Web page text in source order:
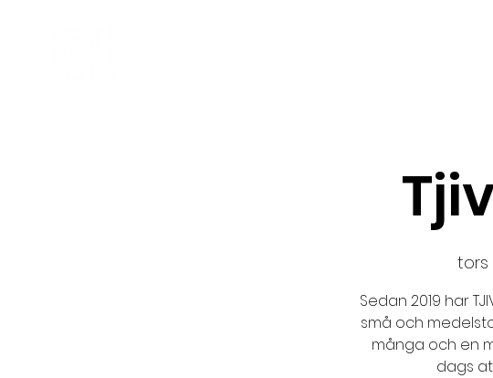
tors
Sedan 2019 har
små och
många och en
dags